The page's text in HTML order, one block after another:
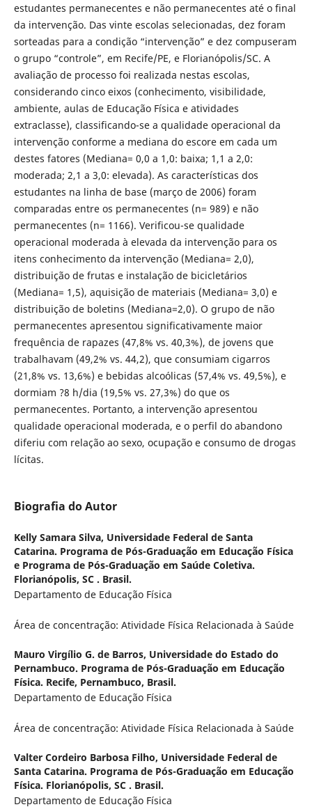
estudantes permanecentes e não permanecentes até o final
da intervenção. Das vinte escolas selecionadas, dez foram
sorteadas para a condição “intervenção” e dez compuseram
o grupo “controle”, em Recife/PE, e Florianópolis/SC. A
avaliação de processo foi realizada nestas escolas,
considerando cinco eixos (conhecimento, visibilidade,
ambiente, aulas de Educação Física e atividades
extraclasse), classificando-se a qualidade operacional da
intervenção conforme a mediana do escore em cada um
destes fatores (Mediana= 0,0 a 1,0: baixa; 1,1 a 2,0:
moderada; 2,1 a 3,0: elevada). As características dos
estudantes na linha de base (março de 2006) foram
comparadas entre os permanecentes (n= 989) e não
permanecentes (n= 1166). Verificou-se qualidade
operacional moderada à elevada da intervenção para os
itens conhecimento da intervenção (Mediana= 2,0),
distribuição de frutas e instalação de bicicletários
(Mediana= 1,5), aquisição de materiais (Mediana= 3,0) e
distribuição de boletins (Mediana=2,0). O grupo de não
permanecentes apresentou significativamente maior
frequência de rapazes (47,8% vs. 40,3%), de jovens que
trabalhavam (49,2% vs. 44,2), que consumiam cigarros
(21,8% vs. 13,6%) e bebidas alcoólicas (57,4% vs. 49,5%), e
dormiam ?8 h/dia (19,5% vs. 27,3%) do que os
permanecentes. Portanto, a intervenção apresentou
qualidade operacional moderada, e o perfil do abandono
diferiu com relação ao sexo, ocupação e consumo de drogas
lícitas.
Biografia do Autor
Kelly Samara Silva, Universidade Federal de Santa
Catarina. Programa de Pós-Graduação em Educação Física
e Programa de Pós-Graduação em Saúde Coletiva.
Florianópolis, SC . Brasil.
Departamento de Educação Física
Área de concentração: Atividade Física Relacionada à Saúde
Mauro Virgílio G. de Barros, Universidade do Estado do
Pernambuco. Programa de Pós-Graduação em Educação
Física. Recife, Pernambuco, Brasil.
Departamento de Educação Física
Área de concentração: Atividade Física Relacionada à Saúde
Valter Cordeiro Barbosa Filho, Universidade Federal de
Santa Catarina. Programa de Pós-Graduação em Educação
Física. Florianópolis, SC . Brasil.
Departamento de Educação Física